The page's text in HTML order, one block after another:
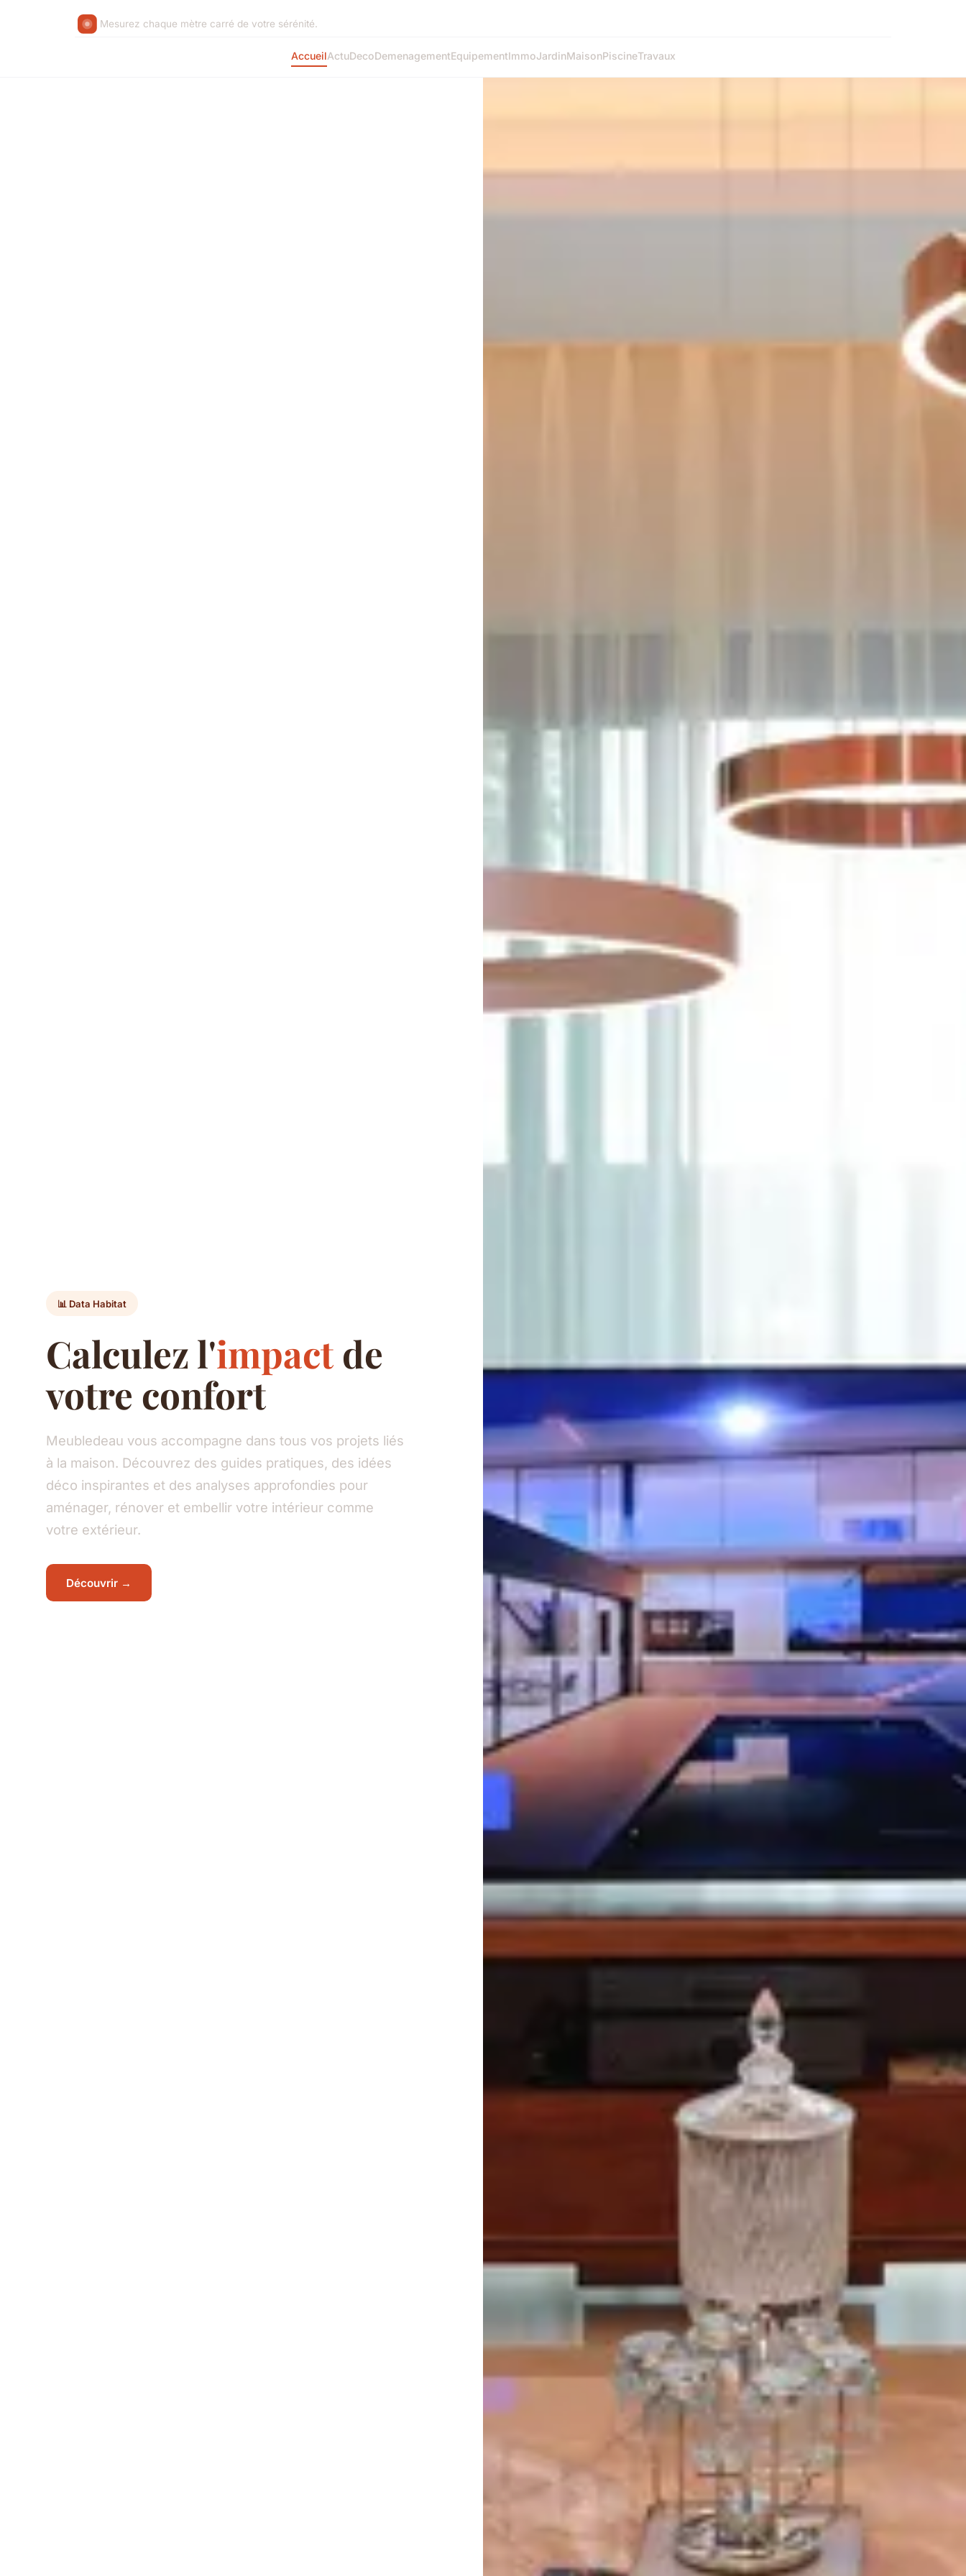
Mesurez chaque mètre carré de votre sérénité.
AccueilActuDecoDemenagementEquipementImmoJardinMaisonPiscineTravaux
📊 Data Habitat
Calculez l'impact de
votre confort
Meubledeau vous accompagne dans tous vos projets liés
à la maison. Découvrez des guides pratiques, des idées
déco inspirantes et des analyses approfondies pour
aménager, rénover et embellir votre intérieur comme
votre extérieur.
Découvrir →